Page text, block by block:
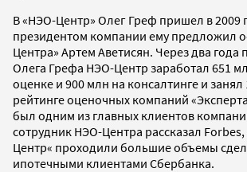
В «НЭО-Центр» Олег Греф пришел в 2009
президентом компании ему предложил
Центра» Артем Аветисян. Через два года
Олега Грефа НЭО-Центр заработал 651
оценке и 900 млн на консалтинге и занял
рейтинге оценочных компаний
был одним из главных клиентов
сотрудник НЭО-Центра рассказал
Центр« проходили большие объемы
ипотечными клиентами Сбербанка.